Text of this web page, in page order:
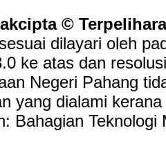
©
dilayari oleh
ke atas dan
Negeri Pahang
yang dialami
Bahagian